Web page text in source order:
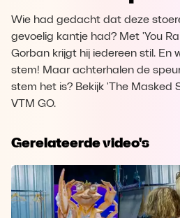
Wie had gedacht dat deze
gevoelig kantje had? Met 'You
Gorban krijgt hij iedereen stil. En
stem! Maar achterhalen de
stem het is? Bekijk 'The Masked
VTM GO.
Gerelateerde video's